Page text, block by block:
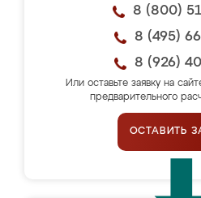
8 (800)
8 (495)
8 (926)
Или оставьте заявку на
предварительного
ОСТАВИТЬ